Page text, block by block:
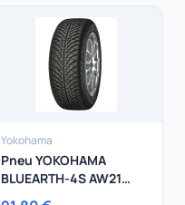
Yokohama
Pneu YOKOHAMA
BLUEARTH-4S AW21
215/70R16 100H